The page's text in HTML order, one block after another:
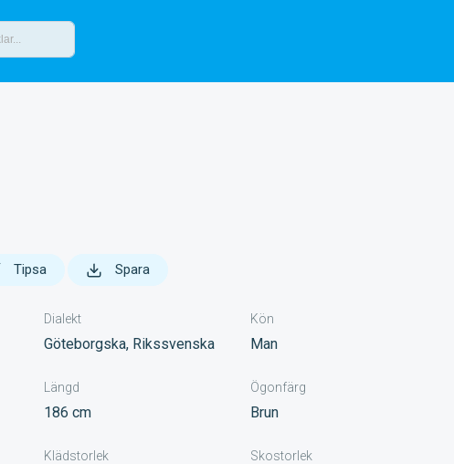
Tipsa Spara
Dialekt
Göteborgska, Rikssvenska
Kön
Man
Längd
186 cm
Ögonfärg
Brun
Klädstorlek Skostorlek